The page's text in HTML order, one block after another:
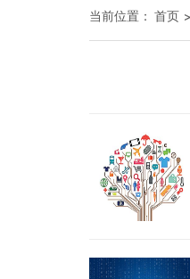
当前位置： 首页